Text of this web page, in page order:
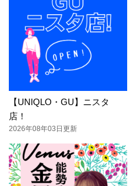
【UNIQLO・GU】ニスタ
店！
2026年08年03日更新